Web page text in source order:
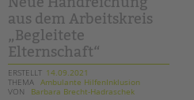
an
der
bäke
aus dem Arbeitskreis
„Begleitete
Elternschaft“
ERSTELLT 14.09.2021
THEMA Ambulante HilfenInklusion
VON
Barbara Brecht-Hadraschek